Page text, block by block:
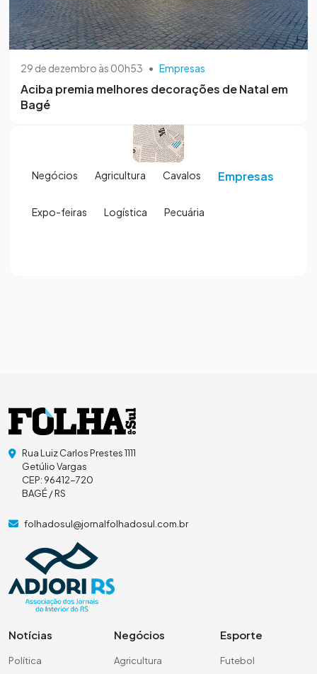
29 de dezembro às 00h53 • Empresas
Aciba premia melhores decorações de Natal em
Bagé
Negócios Agricultura Cavalos Empresas
Expo-feiras Logística Pecuária
Rua Luiz Carlos Prestes 1111
Getúlio Vargas
CEP: 96412-720
BAGÉ / RS
folhadosul@jornalfolhadosul.com.br
Notícias
Política
Negócios
Agricultura
Esporte
Futebol